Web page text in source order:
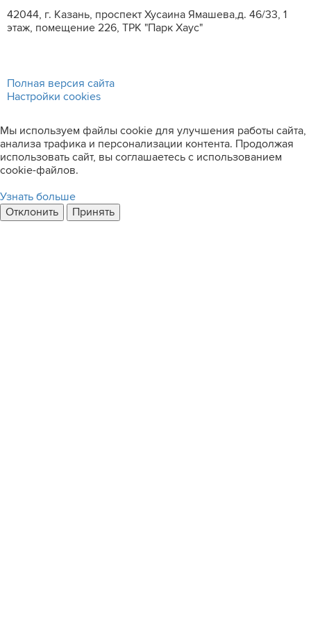
42044, г. Казань, проспект Хусаина Ямашева,д. 46/33, 1
этаж, помещение 226, ТРК "Парк Хаус"
Полная версия сайта
Настройки cookies
Мы используем файлы cookie для улучшения работы сайта,
анализа трафика и персонализации контента. Продолжая
использовать сайт, вы соглашаетесь с использованием
cookie-файлов.
Узнать больше
Отклонить
Принять